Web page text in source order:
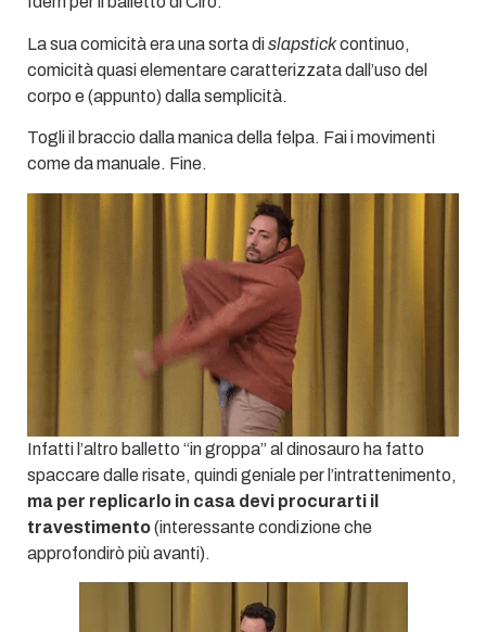
La sua comicità era una sorta dislapstickcontinuo,
comicità quasi elementare caratterizzata dall’uso del
corpo e (appunto) dalla semplicità.
Togli il braccio dalla manica della felpa. Fai i movimenti
come da manuale. Fine.
Infatti l’altro balletto “in groppa” al dinosauro ha fatto
spaccare dalle risate, quindi geniale per l’intrattenimento,
ma per replicarlo in casa devi procurarti il
travestimento(interessante condizione che
approfondirò più avanti).